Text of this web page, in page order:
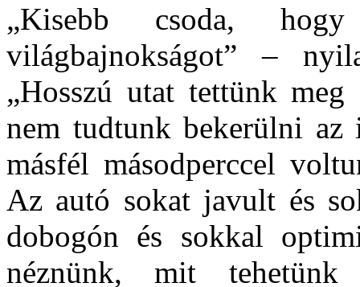
„Kisebb csoda,
világbajnokságot” –
„Hosszú utat tettünk
nem tudtunk bekerülni az
másfél másodperccel
Az autó sokat javult és
dobogón és sokkal
néznünk, mit